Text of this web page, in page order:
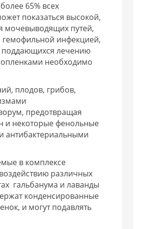
65% всех
показаться высокой,
мочевыводящих путей,
гемофильной инфекцией,
поддающихся лечению
необходимо
плодов, грибов,
предотвращая
и некоторые фенольные
антибактериальными
в комплексе
различных
гальбанума и лаванды
конденсированные
и могут подавлять